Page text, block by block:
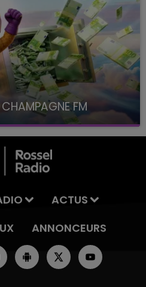
FM
FM, à 8H10
ACTUS
ANNONCEURS